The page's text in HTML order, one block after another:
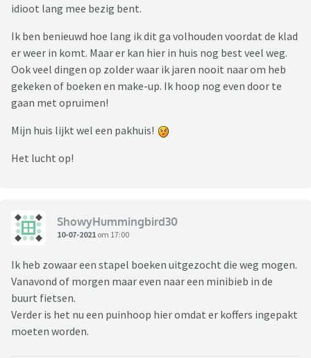
idioot lang mee bezig bent.
Ik ben benieuwd hoe lang ik dit ga volhouden voordat de klad
er weer in komt. Maar er kan hier in huis nog best veel weg.
Ook veel dingen op zolder waar ik jaren nooit naar om heb
gekeken of boeken en make-up. Ik hoop nog even door te
gaan met opruimen!
Mijn huis lijkt wel een pakhuis!
Het lucht op!
ShowyHummingbird30
10-07-2021 om 17:00
Ik heb zowaar een stapel boeken uitgezocht die weg mogen.
Vanavond of morgen maar even naar een minibieb in de
buurt fietsen.
Verder is het nu een puinhoop hier omdat er koffers ingepakt
moeten worden.